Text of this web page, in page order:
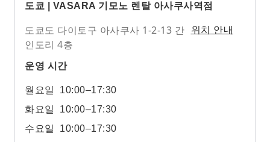
도쿄 | VASARA 기모노 렌탈 아사쿠사역점
도쿄도 다이토구 아사쿠사 1-2-13 간
인도리 4층
위치 안내
운영 시간
월요일
10:00–17:30
화요일
10:00–17:30
수요일
10:00–17:30